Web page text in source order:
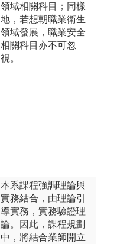
領域相關科目；同樣
地，若想朝職業衛生
領域發展，職業安全
相關科目亦不可忽
視。
本系課程強調理論與
實務結合，由理論引
導實務，實務驗證理
論。因此，課程規劃
中，將結合業師開立